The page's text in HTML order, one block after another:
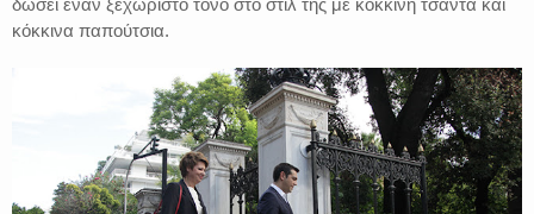
δώσει έναν ξεχωριστό τόνο στο στιλ της με κόκκινη τσάντα και
κόκκινα παπούτσια.